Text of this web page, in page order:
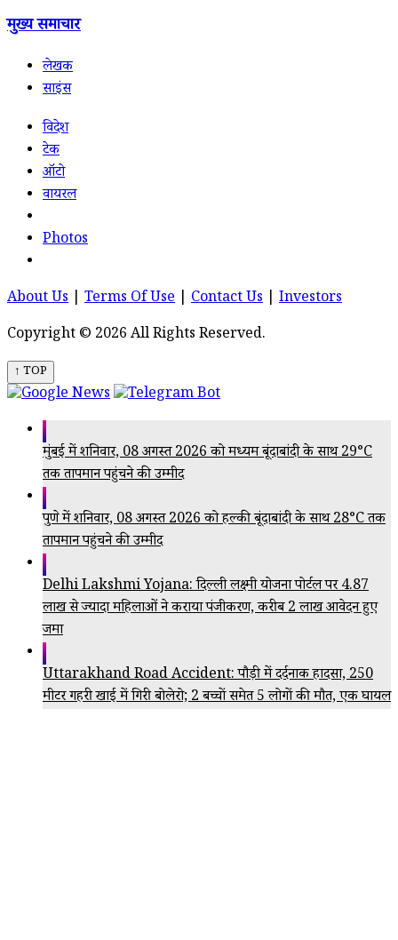
मुख्य समाचार
लेखक
साइंस
विदेश
टेक
ऑटो
वायरल
Photos
About Us Terms Of Use Contact Us
Investors
Copyright © 2026 All Rights Reserved.
↑ TOP
मुंबई में शनिवार, 08 अगस्त 2026 को मध्यम बूंदाबांदी के साथ 29°C
तक तापमान पहुंचने की उम्मीद
पुणे में शनिवार, 08 अगस्त 2026 को हल्की बूंदाबांदी के साथ 28°C तक
तापमान पहुंचने की उम्मीद
Delhi Lakshmi Yojana: दिल्ली लक्ष्मी योजना पोर्टल पर 4.87
लाख से ज्यादा महिलाओं ने कराया पंजीकरण, करीब 2 लाख आवेदन हुए
जमा
Uttarakhand Road Accident: पौड़ी में दर्दनाक हादसा, 250
मीटर गहरी खाई में गिरी बोलेरो; 2 बच्चों समेत 5 लोगों की मौत, एक घायल